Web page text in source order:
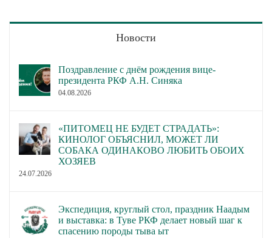
Новости
Поздравление с днём рождения вице-
президента РКФ А.Н. Синяка
04.08.2026
«ПИТОМЕЦ НЕ БУДЕТ СТРАДАТЬ»:
КИНОЛОГ ОБЪЯСНИЛ, МОЖЕТ ЛИ
СОБАКА ОДИНАКОВО ЛЮБИТЬ ОБОИХ
ХОЗЯЕВ
24.07.2026
Экспедиция, круглый стол, праздник Наадым
и выставка: в Туве РКФ делает новый шаг к
спасению породы тыва ыт